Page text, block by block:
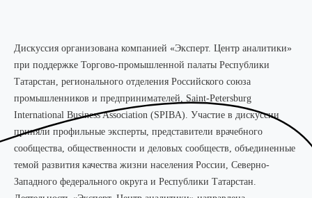
Дискуссия организована компанией «Эксперт. Центр аналитики»
при поддержке Торгово-промышленной палаты Республики
Татарстан, регионального отделения Российского союза
промышленников и предпринимателей, Saint-Petersburg
International Business Association (SPIBA). Участие в дискуссии
приняли профильные эксперты, представители врачебного
сообщества, общественности и деловых сообществ, объединенные
темой развития качества жизни населения России, Северно-
Западного федерального округа и Республики Татарстан.